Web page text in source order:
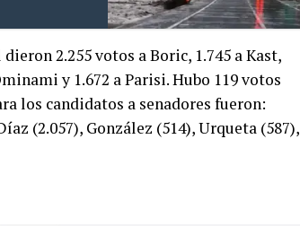
2.255 votos a Boric, 1.745 a Kast,
y 1.672 a Parisi. Hubo 119 votos
los candidatos a senadores fueron:
(2.057), González (514), Urqueta (587),